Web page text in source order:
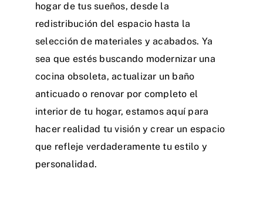
hogar de tus sueños, desde la
redistribución del espacio hasta la
selección de materiales y acabados. Ya
sea que estés buscando modernizar una
cocina obsoleta, actualizar un baño
anticuado o renovar por completo el
interior de tu hogar, estamos aquí para
hacer realidad tu visión y crear un espacio
que refleje verdaderamente tu estilo y
personalidad.